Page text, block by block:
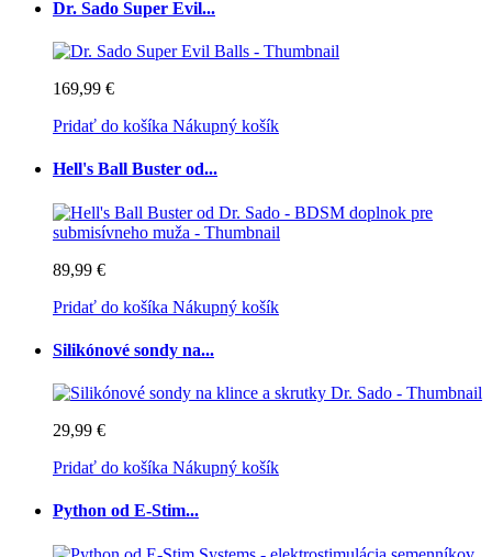
Dr. Sado Super Evil...
169,99 €
Pridať do košíka Nákupný košík
Hell's Ball Buster od...
89,99 €
Pridať do košíka Nákupný košík
Silikónové sondy na...
29,99 €
Pridať do košíka Nákupný košík
Python od E-Stim...